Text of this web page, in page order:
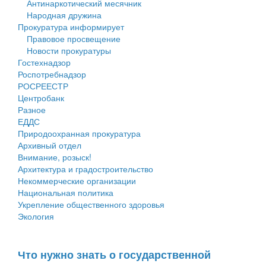
Генеральные планы
Проекты планировки территории
Собрание депутатов
Городское поселение
Сельские поселения
Антинаркотический месячник
Народная дружина
Прокуратура информирует
Правовое просвещение
Новости прокуратуры
Гостехнадзор
Роспотребнадзор
РОСРЕЕСТР
Центробанк
Разное
ЕДДС
Природоохранная прокуратура
Архивный отдел
Внимание, розыск!
Архитектура и градостроительство
Некоммерческие организации
Национальная политика
Укрепление общественного здоровья
Экология
Что нужно знать о государственной